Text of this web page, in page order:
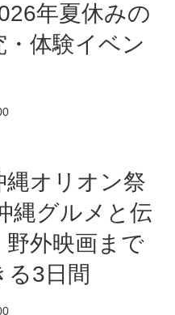
年夏休みの
・体験イベン
縄オリオン祭
グルメと伝
野外映画まで
る3日間